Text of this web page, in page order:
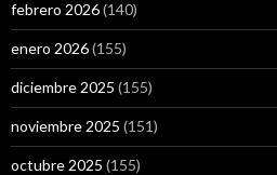
febrero 2026(140)
enero 2026(155)
diciembre 2025 (155)
noviembre 2025 (151)
octubre 2025 (155)